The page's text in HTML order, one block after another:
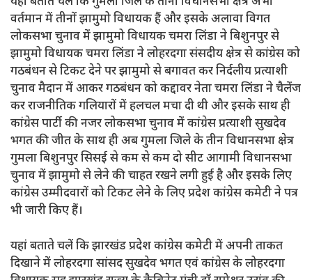
वर्तमान में तीनों झामुमो विधायक हैं और इसके अलावा विगत
लोकसभा चुनाव में झामुमो विधायक चमरा लिंडा ने बिशुनपुर से
झामुमो विधायक चमरा लिंडा ने लोहरदगा संसदीय क्षेत्र से कांग्रेस को
गठबंधन से टिकट देने पर झामुमो से बगावत कर निर्दलीय प्रत्याशी
चुनाव मैदान में आकर गठबंधन को कद्दावर नेता चमरा लिंडा ने चैलेंज
कर राजनीतिक गलियारों में हलचल मचा दी थी और इसके साथ ही
कांग्रेस पार्टी की नजर लोकसभा चुनाव में कांग्रेस प्रत्याशी सुखदेव
भगत की जीत के साथ ही अब गुमला जिले के तीन विधानसभा क्षेत्र
गुमला बिशुनपुर सिसई से कम से कम दो सीट आगामी विधानसभा
चुनाव में झामुमो से लेने की चाहत रखने लगी हुई है और इसके लिए
कांग्रेस उम्मीदवारों को टिकट लेने के लिए प्रदेश कांग्रेस कमेटी ने पत्र
भी जारी किए हैं।
यहां बताते चलें कि झारखंड प्रदेश कांग्रेस कमेटी में अपनी ताकत
दिखाने में लोहरदगा सांसद सुखदेव भगत एवं कांग्रेस के लोहरदगा